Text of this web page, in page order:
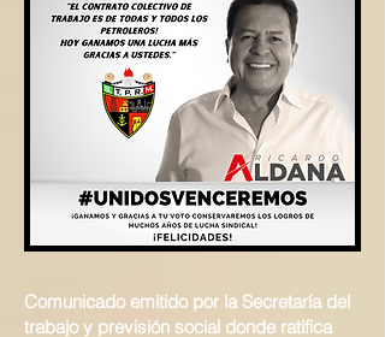
Comunicado emitido por la Secretaría del
trabajo y previsión social donde ratifica